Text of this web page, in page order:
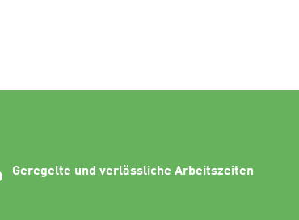
Geregelte und verlässliche Arbeitszeiten